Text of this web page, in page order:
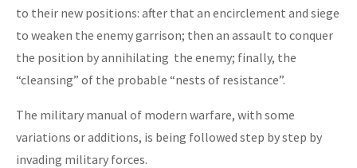
to their new positions: after that an encirclement and siege
to weaken the enemy garrison; then an assault to conquer
the position by annihilating the enemy; finally, the
“cleansing” of the probable “nests of resistance”.
The military manual of modern warfare, with some
variations or additions, is being followed step by step by
invading military forces.